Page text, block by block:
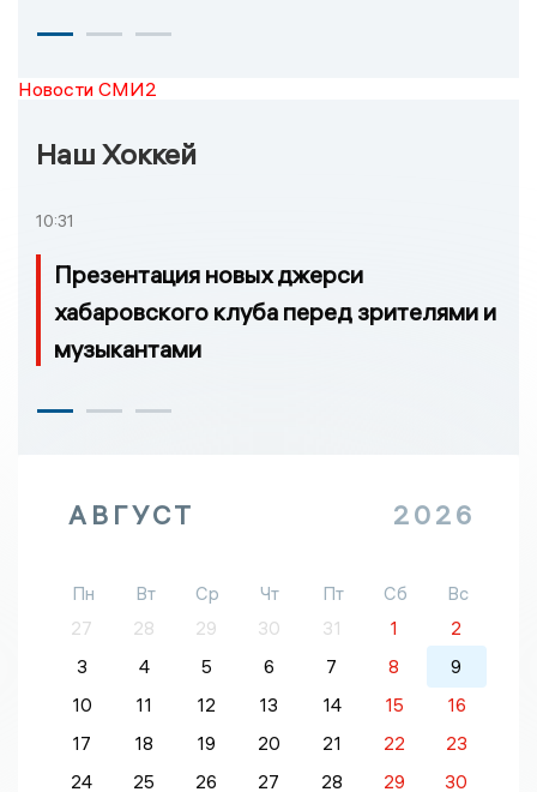
Новости СМИ2
Наш Хоккей
10:31
Презентация новых джерси
хабаровского клуба перед зрителями и
музыкантами
АВГУСТ 2026
Пн Вт Ср Чт Пт Сб
Вс
27
28 29 30 31 1
2
3
4 5 6 7 8
9
10
11 12 13 14 15
16
17
18 19 20 21 22
23
24
25 26 27 28 29 30